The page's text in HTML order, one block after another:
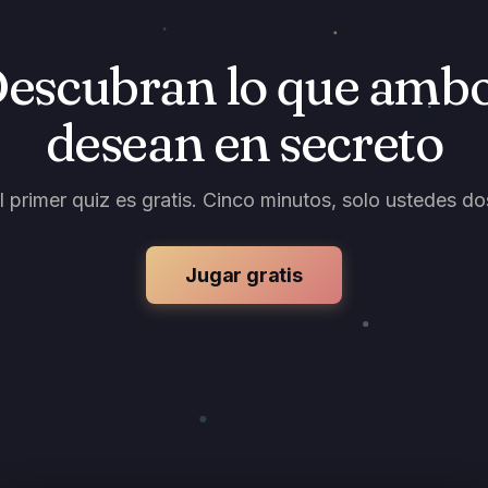
lo que
desean en secreto
primer quiz es gratis. Cinco minutos, solo ustedes
Jugar gratis